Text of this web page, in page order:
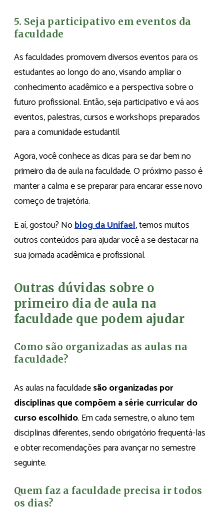
5. Seja participativo em eventos da
faculdade
As faculdades promovem diversos eventos para os
estudantes ao longo do ano, visando ampliar o
conhecimento acadêmico e a perspectiva sobre o
futuro profissional. Então, seja participativo e vá aos
eventos, palestras, cursos e workshops preparados
para a comunidade estudantil.
Agora, você conhece as dicas para se dar bem no
primeiro dia de aula na faculdade. O próximo passo é
manter a calma e se preparar para encarar esse novo
começo de trajetória.
E aí, gostou? Noblog da Unifael, temos muitos
outros conteúdos para ajudar você a se destacar na
sua jornada acadêmica e profissional.
Outras dúvidas sobre o
primeiro dia de aula na
faculdade que podem ajudar
Como são organizadas as aulas na
faculdade?
As aulas na faculdadesão organizadas por
disciplinas que compõem a série curricular do
curso escolhido. Em cada semestre, o aluno tem
disciplinas diferentes, sendo obrigatório frequentá-las
e obter recomendações para avançar no semestre
seguinte.
Quem faz a faculdade precisa ir todos
os dias?